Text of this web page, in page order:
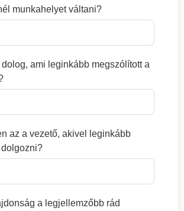
munkahelyet váltani?
dolog, ami leginkább megszólított a
az a vezető, akivel leginkább
a legjellemzőbb rád